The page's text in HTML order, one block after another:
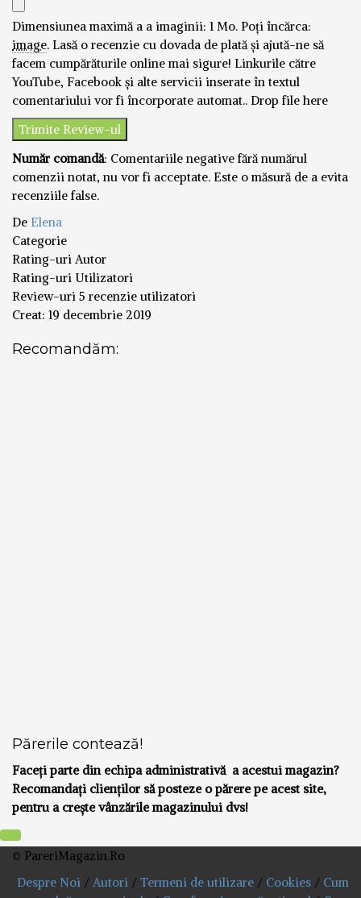
Dimensiunea maximă a a imaginii: 1 Mo. Poți încărca:
image. Lasă o recenzie cu dovada de plată și ajută-ne să
facem cumpărăturile online mai sigure! Linkurile către
YouTube, Facebook și alte servicii inserate în textul
comentariului vor fi încorporate automat.. Drop file here
Număr comandă: Comentariile negative fără numărul
comenzii notat, nu vor fi acceptate. Este o măsură de a evita
recenziile false.
De Elena
Categorie
Rating-uri Autor
Rating-uri Utilizatori
Review-uri 5 recenzie utilizatori
Creat: 19 decembrie 2019
Recomandăm:
Părerile contează!
Faceți parte din echipa administrativă a acestui magazin?
Recomandați clienților să posteze o părere pe acest site,
pentru a crește vânzările magazinului dvs!
© PareriMagazin.Ro
Despre Noi / Autori / Termeni de utilizare / Cookies / Cum